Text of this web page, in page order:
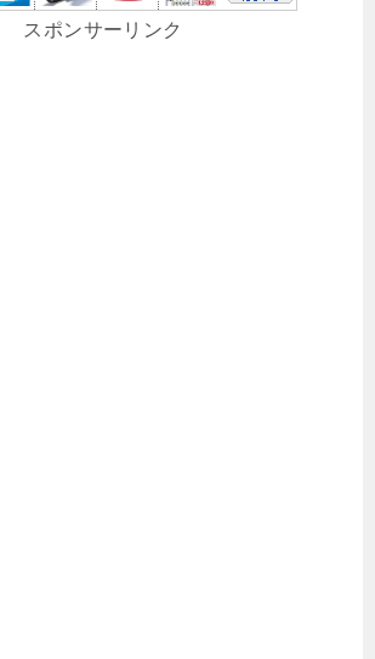
スポンサーリンク